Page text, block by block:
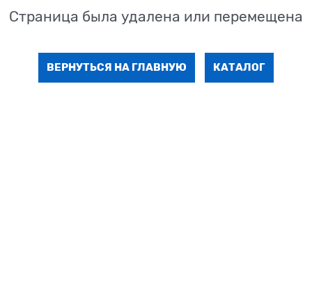
Страница была удалена или перемещена
ВЕРНУТЬСЯ НА ГЛАВНУЮ КАТАЛОГ